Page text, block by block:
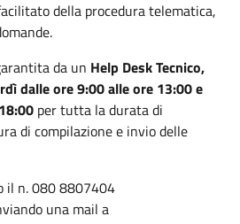
della procedura telematica,
da un Help Desk Tecnico,
dalle ore 9:00 alle ore 13:00 e
per tutta la durata di
di compilazione e invio delle
il n. 080 8807404
una mail a